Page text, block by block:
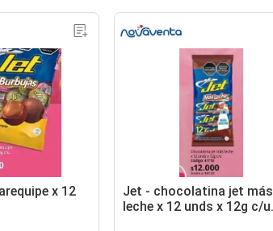
x 12
Jet - chocolatina jet más
leche x 12 unds x 12g c/u